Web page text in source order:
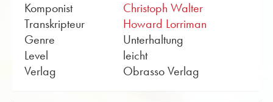
Komponist
Christoph Walter
Transkripteur
Howard Lorriman
Genre
Unterhaltung
Level
leicht
Verlag
Obrasso Verlag